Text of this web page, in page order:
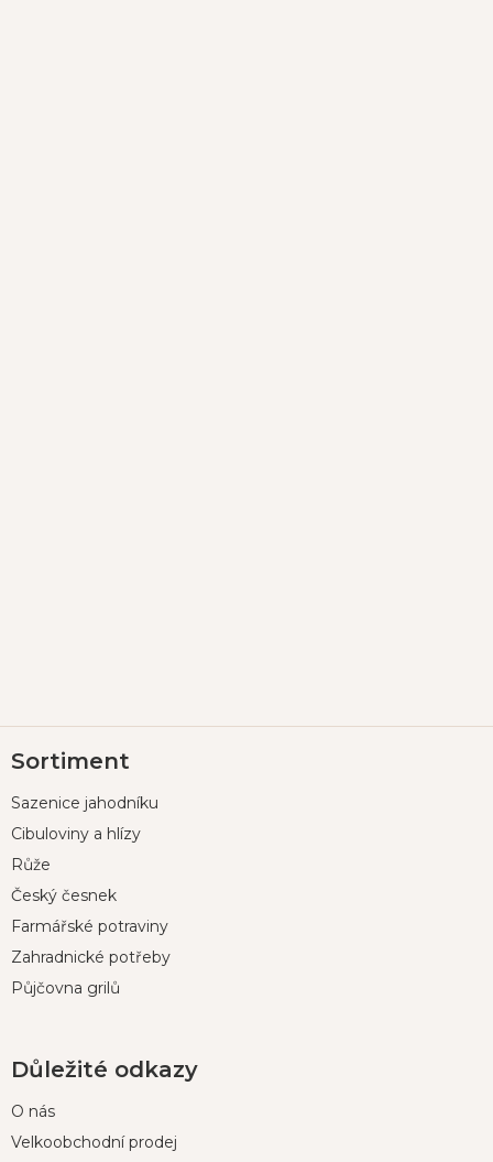
á
a
Sortiment
Sazenice jahodníku
Cibuloviny a hlízy
Růže
Český česnek
Farmářské potraviny
Zahradnické potřeby
Půjčovna grilů
Důležité odkazy
O nás
Velkoobchodní prodej